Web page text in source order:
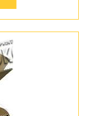
СКЛАДА